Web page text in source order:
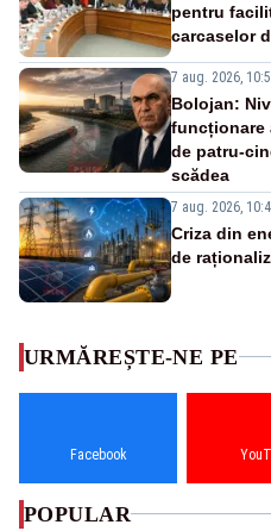
pentru
carcaselor
7 aug. 2026,
Bolojan:
funcționare
de patru-
scădea
7 aug. 2026,
Criza din
de
URMĂREȘTE-NE PE
Facebook
POPULAR